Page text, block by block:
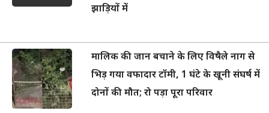
झाड़ियों में
मालिक की जान बचाने के लिए विषैले नाग से
भिड़ गया वफादार टॉमी, 1 घंटे के खूनी संघर्ष में
दोनों की मौत; रो पड़ा पूरा परिवार